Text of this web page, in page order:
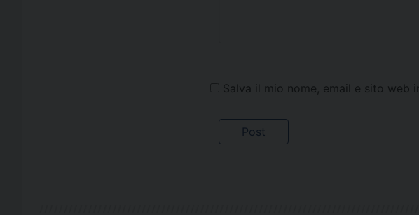
Salva il mio nome, email e sito web